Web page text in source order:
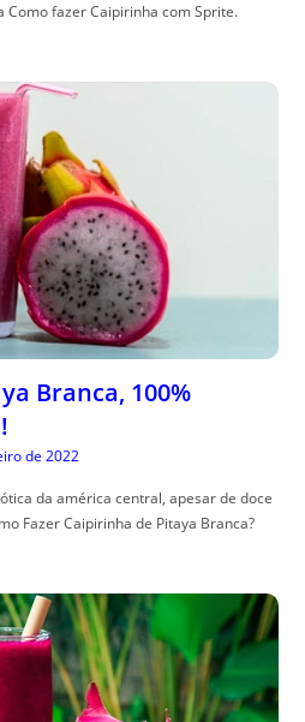
Como fazer Caipirinha com Sprite.
Branca, 100%
de 2022
da américa central, apesar de doce
Fazer Caipirinha de Pitaya Branca?